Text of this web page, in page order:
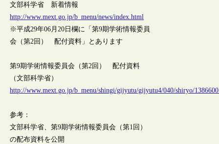
文部科学省 新着情報
http://www.mext.go.jp/b_menu/news/index.html
※平成29年06月20日欄に「第9期学術情報委員
会（第2回） 配付資料」とあります
第9期学術情報委員会（第2回） 配付資料
（文部科学省）
http://www.mext.go.jp/b_menu/shingi/gijyutu/gijyutu4/040/shiryo/
参考：
文部科学省、第9期学術情報委員会（第1回）
の配布資料を公開